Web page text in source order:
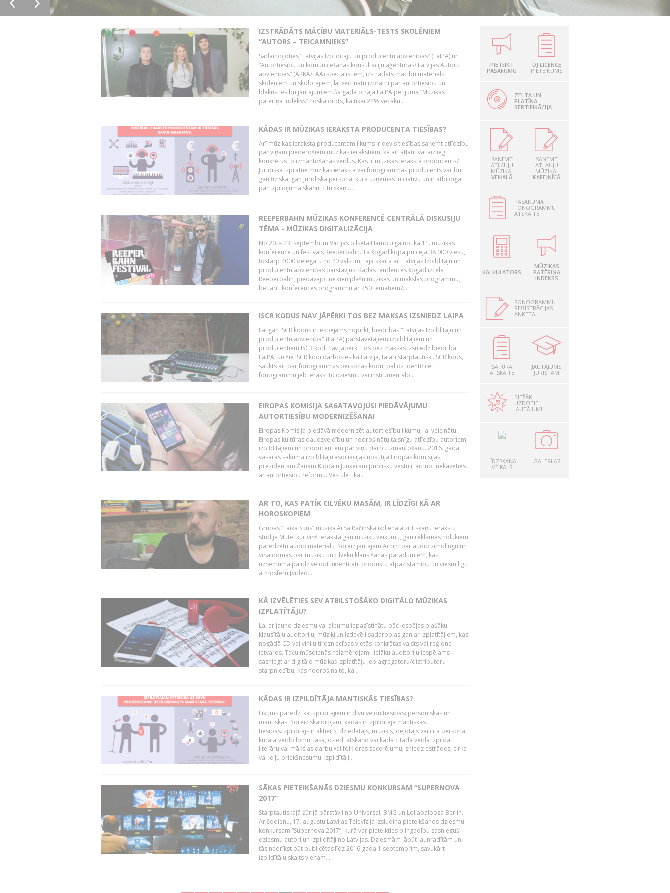
IZSTRĀDĀTS MĀCĪBU MATERIĀLS-TESTS SKOLĒNIEM
“AUTORS – TEICAMNIEKS”
Sadarbojoties “Latvijas Izpildītāju un producentu apvienības” (LaIPA) un
“Autortiesību un komunicēšanas konsultāciju aģentūras/ Latvijas Autoru
apvienības” (AKKA/LAA) speciālistiem, izstrādāts mācību materiāls
skolēniem un skolotājiem, lai veicinātu izpratni par autortiesību un
blakustiesību jautājumiem.Šā gada otrajā LaIPA pētījumā “Mūzikas
patēriņa indekss” noskaidrots, ka tikai 24% vecāku...
KĀDAS IR MŪZIKAS IERAKSTA PRODUCENTA TIESĪBAS?
Arī mūzikas ieraksta producentam likums ir devis tiesības saņemt atlīdzību
par viņam piederošiem mūzikas ierakstiem, kā arī atļaut vai aizliegt
konkrētus to izmantošanas veidus. Kas ir mūzikas ieraksta producents?
Juridiskā izpratnē mūzikas ieraksta vai fonogrammas producents var būt
gan fiziska, gan juridiska persona, kura uzņemas iniciatīvu un ir atbildīga
par izpildījuma skaņu, citu skaņu...
REEPERBAHN MŪZIKAS KONFERENCĒ CENTRĀLĀ DISKUSIJU
TĒMA - MŪZIKAS DIGITALIZĀCIJA
No 20. – 23. septembrim Vācijas pilsētā Hamburgā notika 11. mūzikas
konference un festivāls Reeperbahn. Tā šogad kopā pulcēja 38 000 viesu,
tostarp 4000 delegātu no 40 valstīm, tajā skaitā arī Latvijas Izpildītāju un
producentu apvienības pārstāvjus. Kādas tendences šogad izcēla
Reeperbahn, piedāvājot ne vien plašu mūzikas un mākslas programmu,
bet arī konferences programmu ar 250 tematiem?...
ISCR KODUS NAV JĀPĒRK! TOS BEZ MAKSAS IZSNIEDZ LAIPA
Lai gan ISCR kodus ir iespējams nopirkt, biedrības "Latvijas Izpildītāju un
producentu apvienība" (LaIPA) pārstāvētajiem izpildītājiem un
producentiem ISCR kodi nav jāpērk. Tos bez maksas izsniedz biedrība
LaIPA, un šie ISCR kodi darbosies kā Latvijā, tā arī starptautiski.ISCR kods,
saukts arī par fonogrammas personas kodu, palīdz identificēt
fonogrammu jeb ierakstīto dziesmu vai instrumentālo...
EIROPAS KOMISIJA SAGATAVOJUSI PIEDĀVĀJUMU
AUTORTIESĪBU MODERNIZĒŠANAI
Eiropas Komisija piedāvā modernizēt autortiesību likumu, lai veicinātu
Eiropas kultūras daudzveidību un nodrošinātu taisnīgu atlīdzību autoriem,
izpildītājiem un producentiem par viņu darbu izmantošanu. 2016. gada
vasaras sākumā izpildītāju asociācijas nosūtīja Eiropas komisijas
prezidentam Žanam Klodam Junkeram publisku vēstuli, aicinot nekavēties
ar autortiesību reformu. Vēstulē tika...
AR TO, KAS PATĪK CILVĒKU MASĀM, IR LĪDZĪGI KĀ AR
HOROSKOPIEM
Grupas “Laika Suns” mūziķa Arņa Račinska ikdiena aizrit skaņu ierakstu
studijā Mute, kur viņš ieraksta gan mūziķu veikumu, gan reklāmas nolūkiem
paredzētu audio materiālu. Šoreiz jautājām Arnim par audio zīmolingu un
viņa domas par mūziku un cilvēku klausīšanās paradumiem, kas
uzņēmuma palīdz veidot indentitāti, produktu atpazīstamību un viesmīlīgu
atmosfēru.[video...
KĀ IZVĒLĒTIES SEV ATBILSTOŠĀKO DIGITĀLO MŪZIKAS
IZPLATĪTĀJU?
Lai ar jauno dziesmu vai albumu iepazīstinātu pēc iespējas plašāku
klausītāju auditoriju, mūziķi un izdevēji sadarbojas gan ar izplatītājiem, kas
nogādā CD vai vinilu tirdzniecības vietās konkrētas valsts vai reģiona
ietvaros. Taču mūsdienās neizmērojami lielāku auditoriju iespējams
sasniegt ar digitālo mūzikas izplatītāju jeb agregatoru/distributoru
starpniecību, kas nodrošina to, ka...
KĀDAS IR IZPILDĪTĀJA MANTISKĀS TIESĪBAS?
Likums paredz, ka izpildītājiem ir divu veidu tiesības: personiskās un
mantiskās. Šoreiz skaidrojam, kādas ir izpildītāja mantiskās
tiesības.Izpildītājs ir aktieris, dziedātājs, mūziķis, dejotājs vai cita persona,
kura atveido lomu, lasa, dzied, atskaņo vai kādā citādā veidā izpilda
literāru vai mākslas darbu vai folkloras sacerējumu, sniedz estrādes, cirka
vai leļļu priekšnesumu. Izpildītāji...
SĀKAS PIETEIKŠANĀS DZIESMU KONKURSAM “SUPERNOVA
2017”
Starptautiskajā žūrijā pārstāvji no Universal, BMG un Lollapalooza Berlin.
Ar šodienu, 17. augustu Latvijas Televīzija izsludina pieteikšanos dziesmu
konkursam “Supernova 2017”, kurā var pieteikties pilngadību sasnieguši
dziesmu autori un izpildītāji no Latvijas. Dziesmām jābūt jaunradītām un
tās nedrīkst būt publicētas līdz 2016.gada 1.septembrim, savukārt
izpildītāju skaits vienam...
PIETEIKT
PASĀKUMU
DJ LICENCE
PIETEIKUMS
ZELTA UN
PLATĪNA
SERTIFIKĀCIJA
SAŅEMT
ATĻAUJU
MŪZIKAI
VEIKALĀ
SAŅEMT
ATĻAUJU
MŪZIKAI
KAFEJNĪCĀ
PASĀKUMA
FONOGRAMMU
ATSKAITE
KALKULATORS
MŪZIKAS
PATĒRIŅA
INDEKSS
FONOGRAMMU
REĢISTRĀCIJAS
ANKETA
SATURA
ATSKAITE
JAUTĀJUMS
JURISTAM
BIEŽĀK
UZDOTIE
JAUTĀJUMI
LĪDZSKAŅA
VEIKALS
GALERIJAS